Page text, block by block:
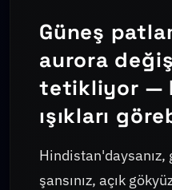
Güneş
aurora
tetikliyor —
ışıkları
şansınız, açık